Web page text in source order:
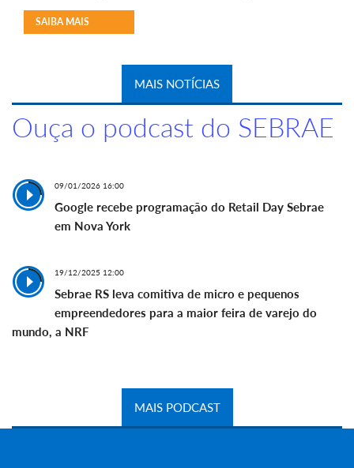
SAIBA MAIS
MAIS NOTÍCIAS
Ouça o podcast do SEBRAE
09/01/2026 16:00
Google recebe programação do Retail Day Sebrae
em Nova York
19/12/2025 12:00
Sebrae RS leva comitiva de micro e pequenos
empreendedores para a maior feira de varejo do
mundo, a NRF
MAIS PODCAST